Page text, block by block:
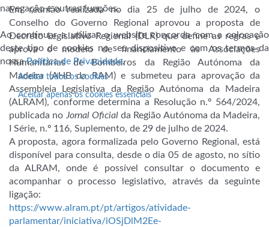
Em reunião realizada no dia 25 de julho de 2024, o
Conselho do Governo Regional aprovou a proposta de
Decreto Legislativo Regional (DLR) que define as regras e
aprova o modelo de financiamento às Associações
Humanitárias de Bombeiros da Região Autónoma da
Madeira (AHB da RAM) e submeteu para aprovação da
Assembleia Legislativa da Região Autónoma da Madeira
(ALRAM), conforme determina a Resolução n.º 564/2024,
publicada no Jornal Oficial da Região Autónoma da Madeira,
I Série, n.º 116, Suplemento, de 29 de julho de 2024.
A proposta, agora formalizada pelo Governo Regional, está
disponível para consulta, desde o dia 05 de agosto, no sítio
da ALRAM, onde é possível consultar o documento e
acompanhar o processo legislativo, através da seguinte
ligação:
https://www.alram.pt/pt/artigos/atividade-
parlamentar/iniciativa/iOSjDlM2Ee-
navegação e outras funções.
Ao continuar a utilizar o website concorda com a colocação
deste tipo de cookies no seu dispositivo e com os termos da
nossaPolítica de Privacidade.
Aceitar todos os cookies
Aceitar apenas os cookies essenciais